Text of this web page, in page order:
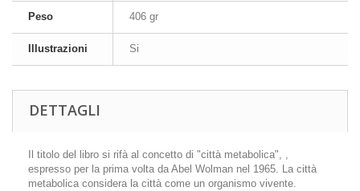
Peso 406 gr
Illustrazioni Si
DETTAGLI
Il titolo del libro si rifà al concetto di "città metabolica", ,
espresso per la prima volta da Abel Wolman nel 1965. La città
metabolica considera la città come un organismo vivente.